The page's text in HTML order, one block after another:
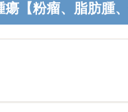
【粉瘤、脂肪腫